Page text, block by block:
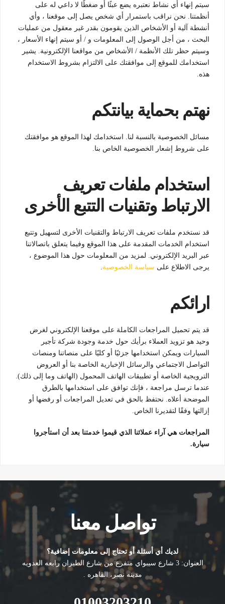
سيتم إنهاء أي نشاط نعتبره يضع عبئًا أو ضغطًا لا داعي له على
أنظمتنا. نحن نراقب باستمرار أي شخص يصل إلى موقعنا ، وأي
أنشطة آلية أو الأشخاص الذين يقومون بقدر غير معقول من عمليات
البحث ، من أجل الوصول إلى المعلومات و / أو سيتم إنهاء الأسعار ،
وسيتم حظر تلك الأنظمة / الأشخاص من مواقعنا الإلكترونية. يشير
استخدامك للموقع إلى موافقتك على الالتزام بشروط الاستخدام
هذه.
نهتم بحماية بيانتكم
مسائل الخصوصية بالنسبة لنا. استخدامك لهذا الموقع هو موافقتك
على شروط إشعار الخصوصية الخاص بنا.
استخدام ملفات تعريف
الارتباط وتقنيات التتبع الأخرى
قد نستخدم ملفات تعريف الارتباط والتقنيات الأخرى لتسهيل وتتبع
استخدام الخدمات المقدمة على هذا الموقع وفيما يتعلق باتصالاتنا
عبر البريد الإلكتروني. لمزيد من المعلومات حول هذا الموضوع ،
يرجى الاطلاع على سياسة الخصوصية.
ارائكم
قد يتم تحميل المراجعات الكاملة على موقعنا الإلكتروني لغرض
وحيد هو تزويد العملاء برأيك حول خدمة وجودة شركة تأجير
السيارات ويمكن استخدامها جزئيًا أو كليًا على منصاتنا ومنصات
التواصل الاجتماعي والرسائل الإخبارية الخاصة بنا أو العروض
الترويجية الخاصة أو تطبيقات الهاتف المحمول (الهاتف وما إلى ذلك).
عندما ترسل مراجعة ، فإنك توافق على استخدامها بالطرق
الموضحة أعلاه. نحتفظ بالحق في تعديل المراجعات أو رفضها أو
إزالتها وفقًا لتقديرنا الخاص.
المراجعات هي آراء عملائنا الذي قيموا خدمتنا بعد أن استأجروا
سيارة.
تواصل معنا
لديك أي أسئلة أو تحتاج إلى معلومات إضافية؟
العنوان: 3 شارع سيبواي متفرع من شارع الطيران رابعه العدويه
مدينه نصر، القاهره .